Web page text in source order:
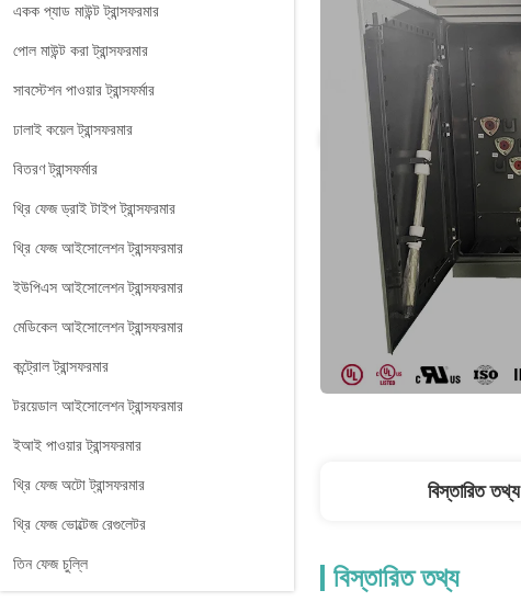
একক প্যাড মাউন্ট ট্রান্সফরমার
পোল মাউন্ট করা ট্রান্সফরমার
সাবস্টেশন পাওয়ার ট্রান্সফর্মার
ঢালাই কয়েল ট্রান্সফরমার
বিতরণ ট্রান্সফর্মার
থ্রি ফেজ ড্রাই টাইপ ট্রান্সফরমার
থ্রি ফেজ আইসোলেশন ট্রান্সফরমার
ইউপিএস আইসোলেশন ট্রান্সফরমার
মেডিকেল আইসোলেশন ট্রান্সফরমার
কন্ট্রোল ট্রান্সফরমার
টরয়েডাল আইসোলেশন ট্রান্সফরমার
ইআই পাওয়ার ট্রান্সফরমার
থ্রি ফেজ অটো ট্রান্সফরমার
থ্রি ফেজ ভোল্টেজ রেগুলেটর
তিন ফেজ চুল্লি
বিস্তারিত তথ্য
বিস্তারিত তথ্য